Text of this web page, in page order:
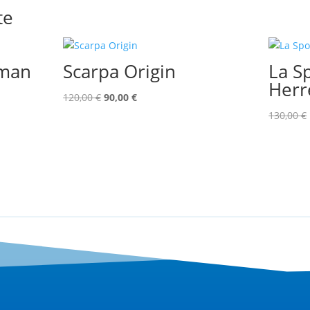
Scarpa Origin
120,00€ Ursprünglicher
90,00€Aktueller
La
130,00€